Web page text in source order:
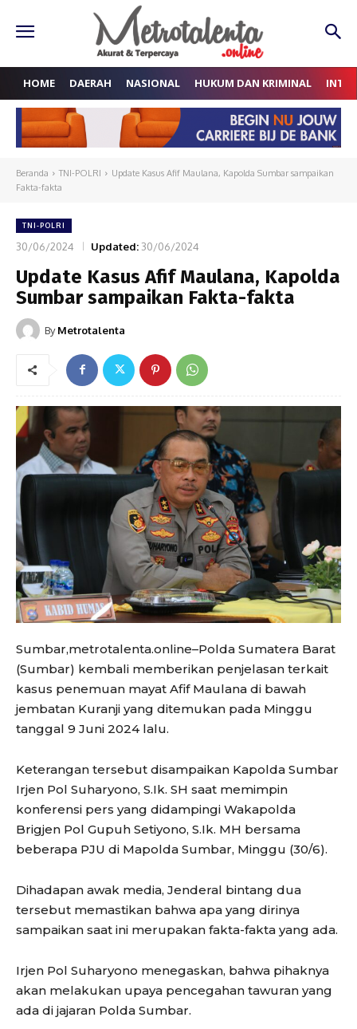
HOME DAERAH NASIONAL HUKUM DAN KRIMINAL
Beranda TNI-POLRI
Update Kasus Afif Maulana, Kapolda Sumbar sampaikan
Fakta-fakta
TNI-POLRI
30/06/2024 Updated: 30/06/2024
Update Kasus Afif Maulana, Kapolda
Sumbar sampaikan Fakta-fakta
By Metrotalenta
Sumbar,metrotalenta.online–Polda Sumatera Barat
(Sumbar) kembali memberikan penjelasan terkait
kasus penemuan mayat Afif Maulana di bawah
jembatan Kuranji yang ditemukan pada Minggu
tanggal 9 Juni 2024 lalu.
Keterangan tersebut disampaikan Kapolda Sumbar
Irjen Pol Suharyono, S.Ik. SH saat memimpin
konferensi pers yang didampingi Wakapolda
Brigjen Pol Gupuh Setiyono, S.Ik. MH bersama
beberapa PJU di Mapolda Sumbar, Minggu (30/6).
Dihadapan awak media, Jenderal bintang dua
tersebut memastikan bahwa apa yang dirinya
sampaikan saat ini merupakan fakta-fakta yang ada.
Irjen Pol Suharyono menegaskan, bahwa pihaknya
akan melakukan upaya pencegahan tawuran yang
ada di jajaran Polda Sumbar.